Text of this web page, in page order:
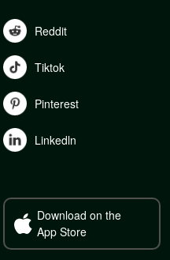
Reddit
Tiktok
Pinterest
Linkedln
Download on the
App Store